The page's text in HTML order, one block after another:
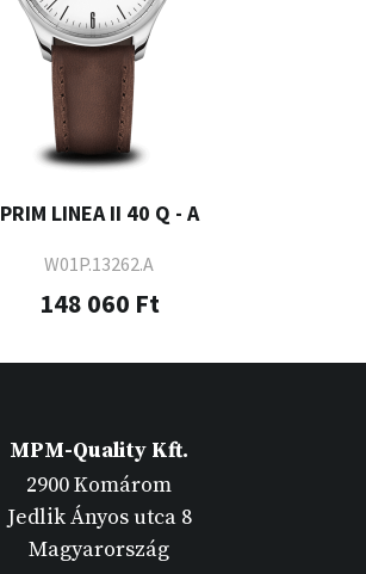
PRIM LINEA II 40 Q - A
W01P.13262.A
148 060 Ft
MPM-Quality Kft.
2900 Komárom
Jedlik Ányos utca 8
Magyarország